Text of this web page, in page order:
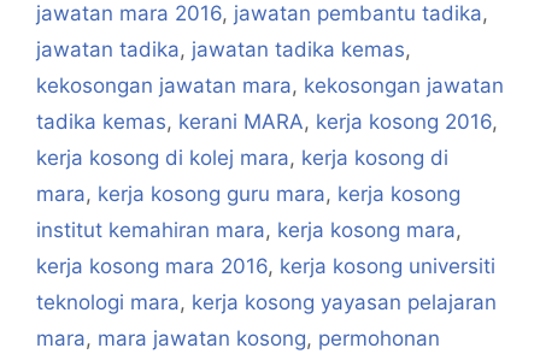
jawatan mara 2016, jawatan pembantu tadika,
jawatan tadika, jawatan tadika kemas,
kekosongan jawatan mara, kekosongan jawatan
tadika kemas, kerani MARA, kerja kosong 2016,
kerja kosong di kolej mara, kerja kosong di
mara, kerja kosong guru mara, kerja kosong
institut kemahiran mara, kerja kosong mara,
kerja kosong mara 2016, kerja kosong universiti
teknologi mara, kerja kosong yayasan pelajaran
mara, mara jawatan kosong, permohonan